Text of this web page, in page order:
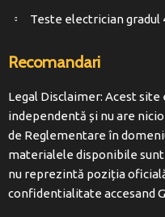
Teste electrician gradul
Recomandari
Legal Disclaimer: Acest
independentă și nu are
de Reglementare în
materialele disponibile
nu reprezintă poziția
confidentialitate accesand